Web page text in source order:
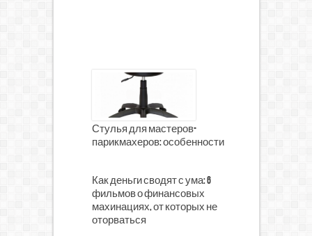
Стулья для мастеров-
парикмахеров: особенности
Как деньги сводят с ума: 6
фильмов о финансовых
махинациях, от которых не
оторваться